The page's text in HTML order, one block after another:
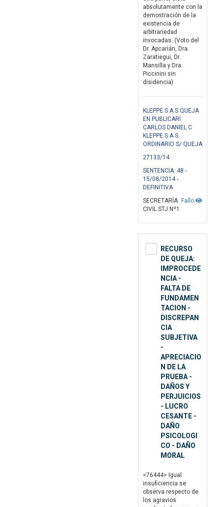
absolutamente con la
demostración de la
existencia de
arbitrariedad
invocadas. (Voto del
Dr. Apcarián, Dra.
Zaratiegui, Dr.
Mansilla y Dra.
Piccinini sin
disidencia)
KLEPPE S A S QUEJA
EN PUBLICARI
CARLOS DANIEL C
KLEPPE S A S
ORDINARIO S/ QUEJA
27133/14
SENTENCIA: 48 -
15/08/2014 -
DEFINITIVA
Fallo
SECRETARÍA
CIVIL STJ Nº1
RECURSO
DE QUEJA:
IMPROCEDE
NCIA -
FALTA DE
FUNDAMEN
TACION -
DISCREPAN
CIA
SUBJETIVA
-
APRECIACIO
N DE LA
PRUEBA -
DAÑOS Y
PERJUICIOS
- LUCRO
CESANTE -
DAÑO
PSICOLOGI
CO - DAÑO
MORAL
<76444> Igual
insuficiencia se
observa respecto de
los agravios